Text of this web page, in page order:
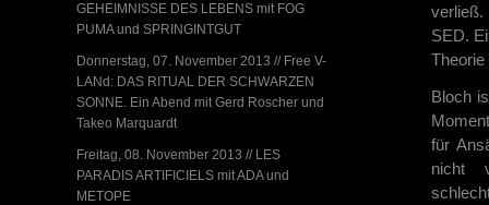
GEHEIMNISSE DES LEBENS mit FOG
PUMA und SPRINGINTGUT
Donnerstag, 07. November 2013 // Free V-
LANd: DAS RITUAL DER SCHWARZEN
SONNE. Ein Abend mit Gerd Roscher und
Takeo Marquardt
Freitag, 08. November 2013 // LES
PARADIS ARTIFICIELS mit ADA und
METOPE
verließ.
SED.
Bloch
für
nicht